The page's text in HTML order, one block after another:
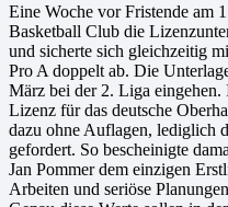
Eine Woche vor Fristende am
Basketball Club die
und sicherte sich gleichzeitig
Pro A doppelt ab. Die
März bei der 2. Liga
Lizenz für das deutsche
dazu ohne Auflagen, lediglich
gefordert. So bescheinigte
Jan Pommer dem einzigen
Arbeiten und seriöse